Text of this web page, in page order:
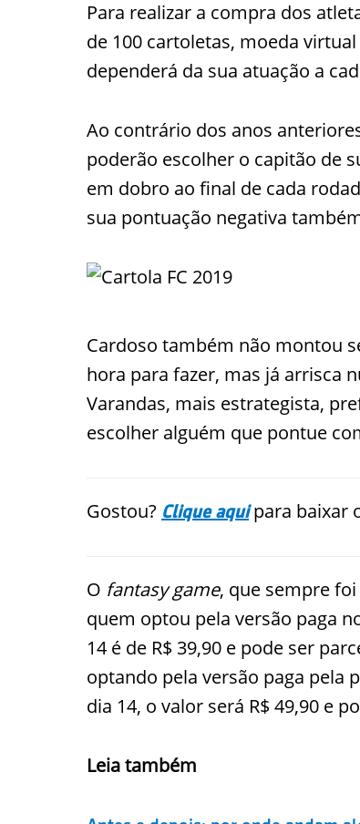
Para realizar a compra dos
de 100 cartoletas, moeda
dependerá da sua atuação a
Ao contrário dos anos
poderão escolher o capitão de
em dobro ao final de cada
sua pontuação negativa
Cardoso também não montou
hora para fazer, mas já arrisca
Varandas, mais estrategista,
escolher alguém que pontue
Gostou? Clique aqui para baixar
O fantasy game, que sempre
quem optou pela versão paga
14 é de R$ 39,90 e pode ser
optando pela versão paga pela
dia 14, o valor será R$ 49,90 e
Leia também